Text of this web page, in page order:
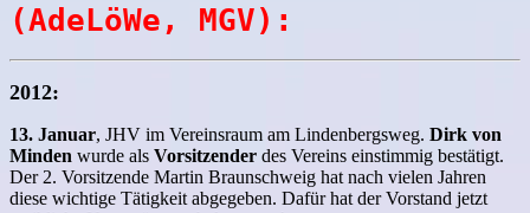
(AdeLöWe, MGV):
2012:
13. Januar, JHV im Vereinsraum am Lindenbergsweg. Dirk von
Minden wurde als Vorsitzender des Vereins einstimmig bestätigt.
Der 2. Vorsitzende Martin Braunschweig hat nach vielen Jahren
diese wichtige Tätigkeit abgegeben. Dafür hat der Vorstand jetzt